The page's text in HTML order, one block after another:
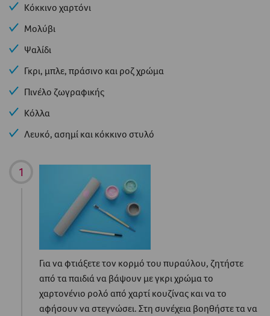
Κόκκινο χαρτόνι
Μολύβι
Ψαλίδι
Γκρι, μπλε, πράσινο και ροζ χρώμα
Πινέλο ζωγραφικής
Κόλλα
Λευκό, ασημί και κόκκινο στυλό
Για να φτιάξετε τον κορμό του πυραύλου, ζητήστε
από τα παιδιά να βάψουν με γκρι χρώμα το
χαρτονένιο ρολό από χαρτί κουζίνας και να το
αφήσουν να στεγνώσει. Στη συνέχεια βοηθήστε τα να